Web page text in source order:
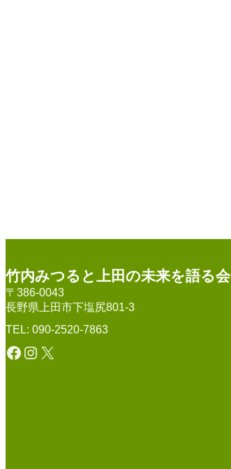
竹内みつると上田の未来を語る会
〒386-0043
長野県上田市下塩尻801-3
TEL: 090-2520-7863
Facebook Instagram X